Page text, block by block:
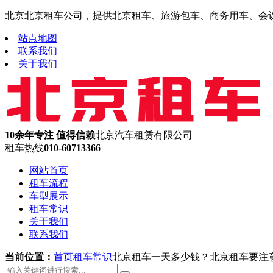
北京北京租车公司，提供北京租车、旅游包车、商务用车、
站点地图
联系我们
关于我们
10余年专注 值得信赖北京汽车租赁有限公司
租车热线010-60713366
网站首页
租车流程
车型展示
租车常识
关于我们
联系我们
当前位置： 首页租车常识北京租车一天多少钱？北京租车要注